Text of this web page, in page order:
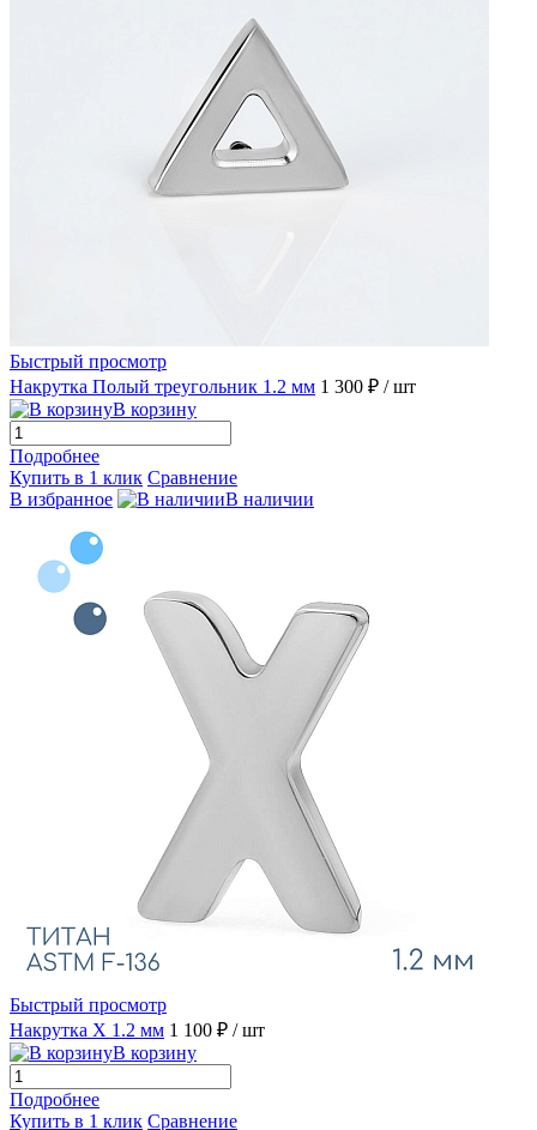
Быстрый просмотр
Накрутка Полый треугольник 1.2 мм 1 300 ₽ / шт
В корзину
Подробнее
Купить в 1 клик Сравнение
В избранное
В наличии
Быстрый просмотр
Накрутка X 1.2 мм 1 100 ₽ / шт
В корзину
Подробнее
Купить в 1 клик Сравнение